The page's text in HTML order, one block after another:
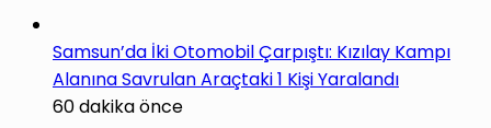
Samsun’da İki Otomobil Çarpıştı: Kızılay Kampı
Alanına Savrulan Araçtaki 1 Kişi Yaralandı
60 dakika önce